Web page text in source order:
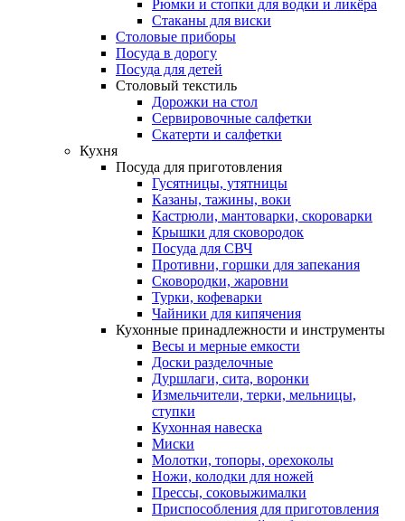
Рюмки и стопки для водки и ликёра
Стаканы для виски
Столовые приборы
Посуда в дорогу
Посуда для детей
Столовый текстиль
Дорожки на стол
Сервировочные салфетки
Скатерти и салфетки
Кухня
Посуда для приготовления
Гусятницы, утятницы
Казаны, тажины, воки
Кастрюли, мантоварки, скороварки
Крышки для сковородок
Посуда для СВЧ
Противни, горшки для запекания
Сковородки, жаровни
Турки, кофеварки
Чайники для кипячения
Кухонные принадлежности и инструменты
Весы и мерные емкости
Доски разделочные
Дуршлаги, сита, воронки
Измельчители, терки, мельницы,
ступки
Кухонная навеска
Миски
Молотки, топоры, орехоколы
Ножи, колодки для ножей
Прессы, соковыжималки
Приспособления для приготовления